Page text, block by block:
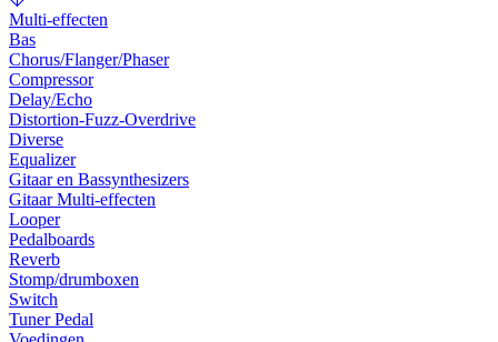
Multi-effecten
Bas
Chorus/Flanger/Phaser
Compressor
Delay/Echo
Distortion-Fuzz-Overdrive
Diverse
Equalizer
Gitaar en Bassynthesizers
Gitaar Multi-effecten
Looper
Pedalboards
Reverb
Stomp/drumboxen
Switch
Tuner Pedal